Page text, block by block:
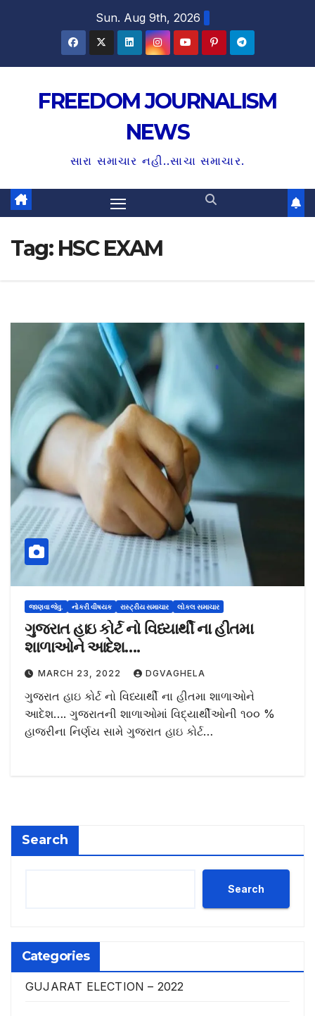
e
Sun. Aug 9th, 2026
FREEDOM JOURNALISM
NEWS
સારા સમાચાર નહી..સાચા સમાચાર.
Tag: HSC EXAM
જાણવા જેવુ. નોકરી વીષયક રાસ્ટ્રીય સમાચાર લોકલ સમાચાર
ગુજરાત હાઇ કોર્ટ નો વિધ્યાર્થી ના હીતમા
શાળાઓને આદેશ….
MARCH 23, 2022 DGVAGHELA
ગુજરાત હાઇ કોર્ટ નો વિધ્યાર્થી ના હીતમા શાળાઓને
આદેશ…. ગુજરાતની શાળાઓમાં વિદ્યાર્થીઓની ૧૦૦ %
હાજરીના નિર્ણય સામે ગુજરાત હાઇ કોર્ટ…
Search
Search
Categories
GUJARAT ELECTION – 2022